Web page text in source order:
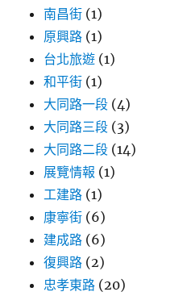
南昌街 (1)
原興路 (1)
台北旅遊 (1)
和平街 (1)
大同路一段 (4)
大同路三段 (3)
大同路二段 (14)
展覽情報 (1)
工建路 (1)
康寧街 (6)
建成路 (6)
復興路 (2)
忠孝東路 (20)